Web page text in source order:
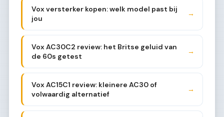
Vox versterker kopen: welk model past bij
jou
→
Vox AC30C2 review: het Britse geluid van
de 60s getest
→
Vox AC15C1 review: kleinere AC30 of
volwaardig alternatief
→